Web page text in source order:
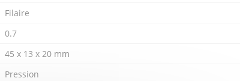
Filaire
0.7
45 x 13 x 20 mm
Pression